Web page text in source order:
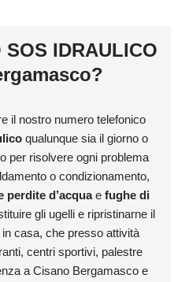
IDRAULICO
il nostro numero telefonico
qualunque sia il giorno o
per risolvere ogni problema
o condizionamento,
perdite d’acquae fughe di
gli ugelli e ripristinarne il
casa, che presso attività
centri sportivi, palestre
a Cisano Bergamasco e